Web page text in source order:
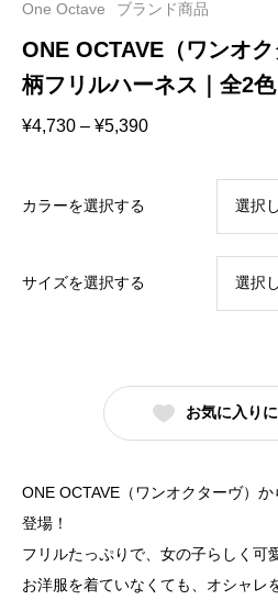
One Octave ブランド商品
ONE OCTAVE（ワンオ
柄フリルハーネス｜全2色
¥4,730 – ¥5,390価
カラーを選択する
サイズを選択する
お気に入り
ONE OCTAVE（ワンオクターヴ）
登場！
フリルたっぷりで、女の子らしく可
お洋服を着ていなくても、オシャレ